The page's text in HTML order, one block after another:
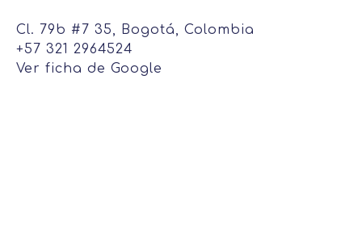
Cl. 79b #7 35, Bogotá, Colombia
+57 321 2964524
Ver ficha de Google